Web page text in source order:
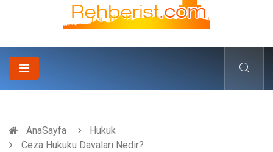
AnaSayfa
Hukuk
Ceza Hukuku Davaları Nedir?